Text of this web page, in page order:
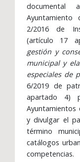
documental
2/2016 de
(artículo 17
gestión y
municipal y
especiales de
6/2019 de
apartado 4)
Ayuntamientos
y divulgar el
término
catálogos
competencias.